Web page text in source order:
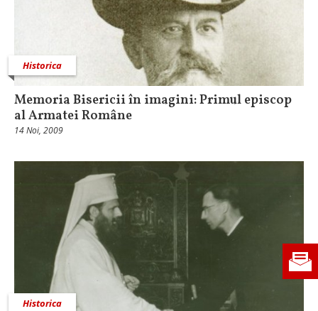
Historica
Memoria Bisericii în imagini: Primul episcop
al Armatei Române
14 Noi, 2009
Historica